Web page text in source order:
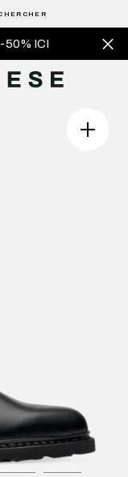
50% ICI